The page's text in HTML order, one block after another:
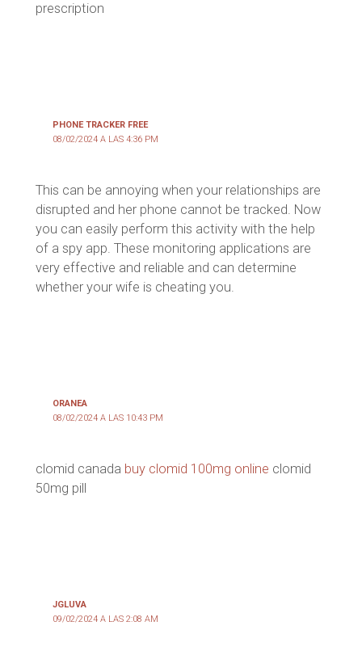
prescription
PHONE TRACKER FREE
08/02/2024 A LAS 4:36 PM
This can be annoying when your relationships are
disrupted and her phone cannot be tracked. Now
you can easily perform this activity with the help
of a spy app. These monitoring applications are
very effective and reliable and can determine
whether your wife is cheating you.
ORANEA
08/02/2024 A LAS 10:43 PM
clomid canada buy clomid 100mg online clomid
50mg pill
JGLUVA
09/02/2024 A LAS 2:08 AM